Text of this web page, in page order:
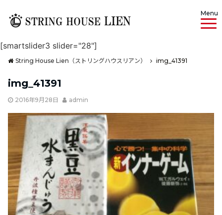
Menu
[smartslider3 slider="28"]
String House Lien（ストリングハウスリアン） img_41391
img_41391
2016年9月28日 admin